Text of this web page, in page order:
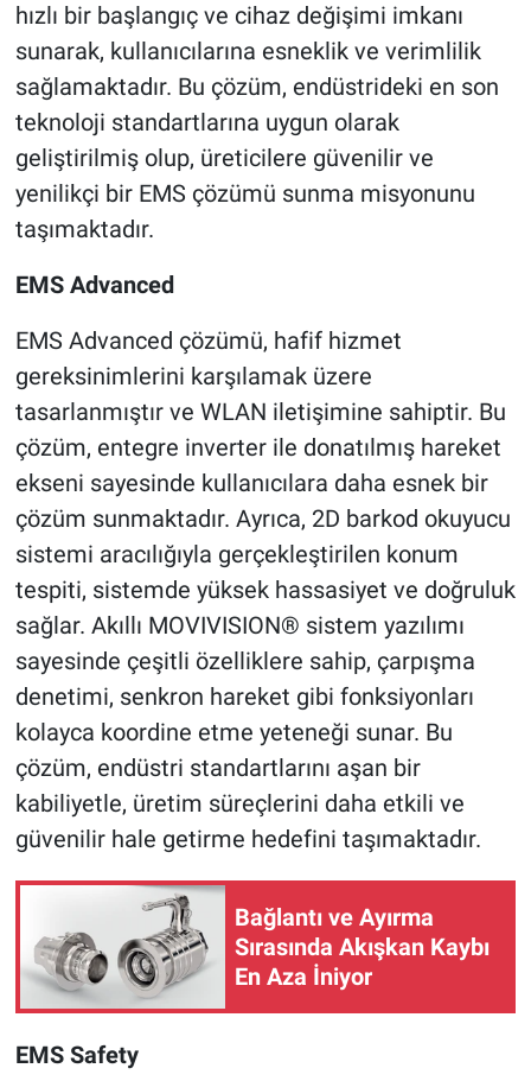
hızlı bir başlangıç ​​ve cihaz değişimi imkanı
sunarak, kullanıcılarına esneklik ve verimlilik
sağlamaktadır. Bu çözüm, endüstrideki en son
teknoloji standartlarına uygun olarak
geliştirilmiş olup, üreticilere güvenilir ve
yenilikçi bir EMS çözümü sunma misyonunu
taşımaktadır.
EMS Advanced
EMS Advanced çözümü, hafif hizmet
gereksinimlerini karşılamak üzere
tasarlanmıştır ve WLAN iletişimine sahiptir. Bu
çözüm, entegre inverter ile donatılmış hareket
ekseni sayesinde kullanıcılara daha esnek bir
çözüm sunmaktadır. Ayrıca, 2D barkod okuyucu
sistemi aracılığıyla gerçekleştirilen konum
tespiti, sistemde yüksek hassasiyet ve doğruluk
sağlar. Akıllı MOVIVISION® sistem yazılımı
sayesinde çeşitli özelliklere sahip, çarpışma
denetimi, senkron hareket gibi fonksiyonları
kolayca koordine etme yeteneği sunar. Bu
çözüm, endüstri standartlarını aşan bir
kabiliyetle, üretim süreçlerini daha etkili ve
güvenilir hale getirme hedefini taşımaktadır.
Bağlantı ve Ayırma
Sırasında Akışkan Kaybı
En Aza İniyor
EMS Safety